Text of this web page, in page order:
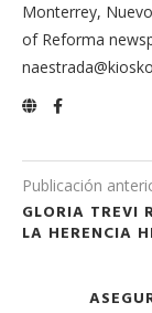
Monterrey,
of Reforma
Publicación
GLORIA TREVI
LA HERENCIA